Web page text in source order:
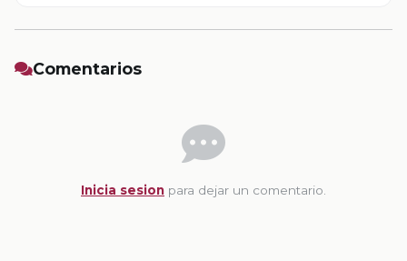
Comentarios
Inicia sesion para dejar un comentario.